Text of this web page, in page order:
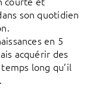
son quotidien
en 5
acquérir des
long qu’il